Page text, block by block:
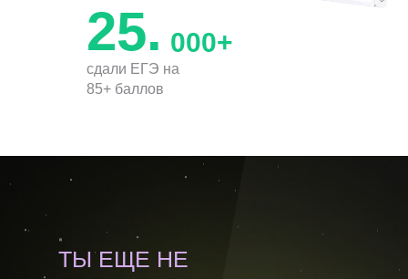
25. 000+
сдали ЕГЭ на
85+ баллов
ТЫ ЕЩЕ НЕ